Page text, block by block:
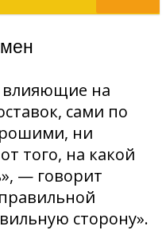
влияющие на
сами по
ни
того, на какой
— говорит
сторону».